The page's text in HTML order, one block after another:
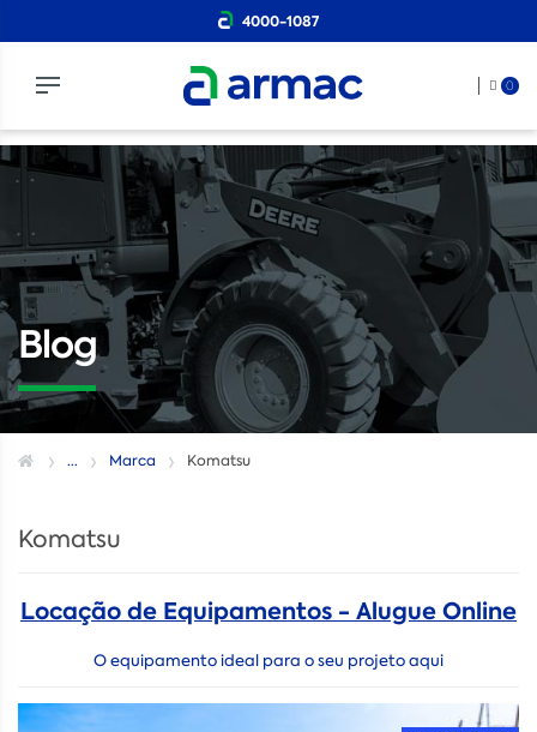
4000-1087
0
Blog
... Marca Komatsu
Komatsu
Locação de Equipamentos - Alugue Online
O equipamento ideal para o seu projeto aqui